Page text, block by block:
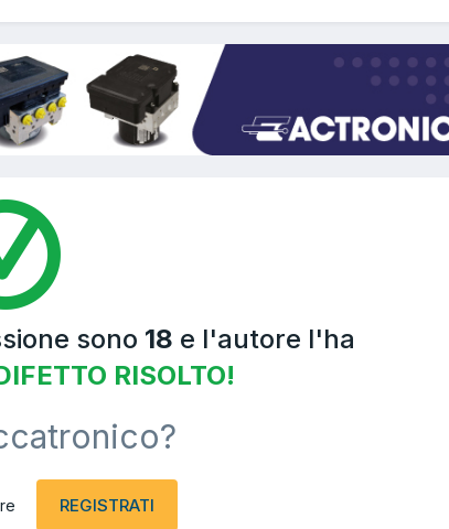
sono 18 e l'autore l'ha
RISOLTO!
REGISTRATI